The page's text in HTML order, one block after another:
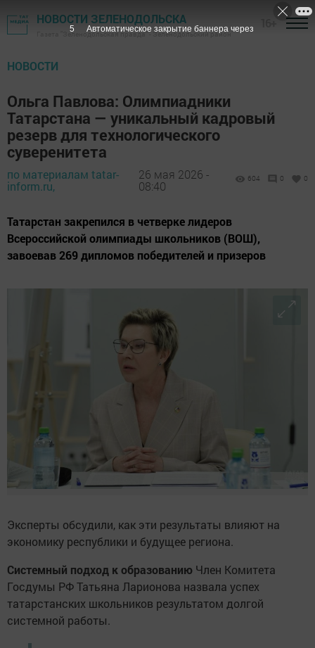
НОВОСТИ ЗЕЛЕНОДОЛЬСКА
Газета "Зеленодольская правда" - Зеленодольский район
НОВОСТИ
Ольга Павлова: Олимпиадники
Татарстана — уникальный кадровый
резерв для технологического
суверенитета
по материалам tatar-
inform.ru,
26 мая 2026 -
08:40
604 0 0
Татарстан закрепился в четверке лидеров
Всероссийской олимпиады школьников (ВОШ),
завоевав 269 дипломов победителей и призеров
Эксперты обсудили, как эти результаты влияют на
экономику республики и будущее региона.
Системный подход к образованию Член Комитета
Госдумы РФ Татьяна Ларионова назвала успех
татарстанских школьников результатом долгой
системной работы.
4 Автоматическое закрытие баннера через